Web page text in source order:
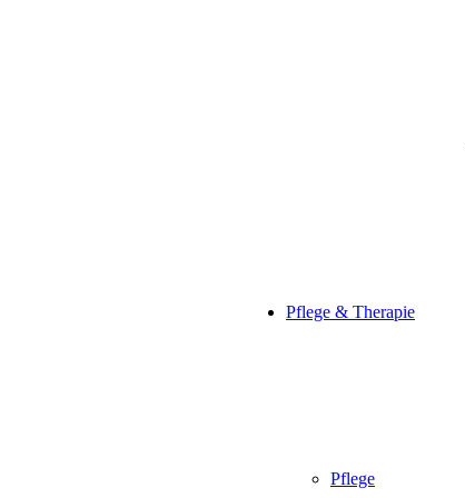
Pflege & Therapie
Pflege